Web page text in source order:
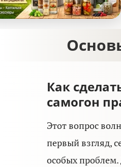
Как
самогон
Этот вопрос
первый взгляд,
особых проблем.